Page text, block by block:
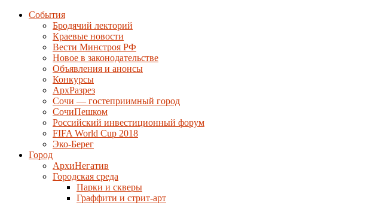
События
Бродячий лекторий
Краевые новости
Вести Минстроя РФ
Новое в законодательстве
Объявления и анонсы
Конкурсы
АрхРазрез
Сочи — гостеприимный город
СочиПешком
Российский инвестиционный форум
FIFA World Cup 2018
Эко-Берег
Город
АрхиНегатив
Городская среда
Парки и скверы
Граффити и стрит-арт